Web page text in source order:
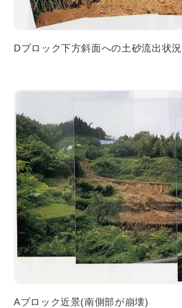
Dブロック下方斜面への土砂流出状況
Aブロック近景(南側部が崩壊)